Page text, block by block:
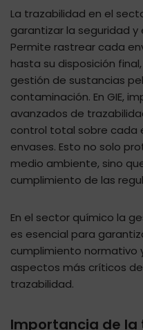
La trazabilidad en el
garantizar la seguridad
Permite rastrear cada
hasta su disposición
gestión de sustancias
contaminación. En GIE,
avanzados de
control total sobre cada
envases. Esto no solo
medio ambiente, sino
cumplimiento de las
En el sector químico la
es esencial para
cumplimiento normativo
aspectos más críticos
trazabilidad.
Importancia de la